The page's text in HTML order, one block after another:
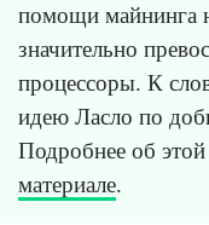
помощи майнинга
значительно
процессоры. К
идею Ласло по
Подробнее об
материале.